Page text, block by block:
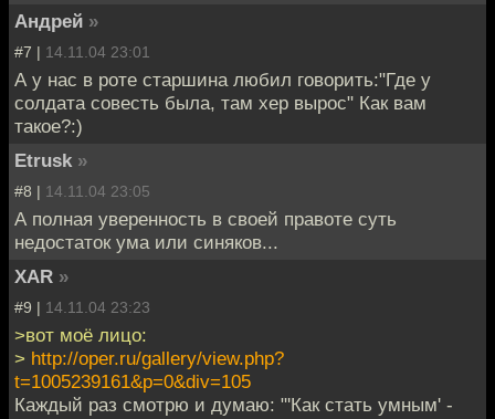
Андрей »
#7 | 14.11.04 23:01
А у нас в роте старшина любил говорить:"Где у
солдата совесть была, там хер вырос" Как вам
такое?:)
Etrusk »
#8 | 14.11.04 23:05
А полная уверенность в своей правоте суть
недостаток ума или синяков...
XAR »
#9 | 14.11.04 23:23
>вот моё лицо:
> http://oper.ru/gallery/view.php?
t=1005239161&p=0&div=105
Каждый раз смотрю и думаю: "'Как стать умным' -